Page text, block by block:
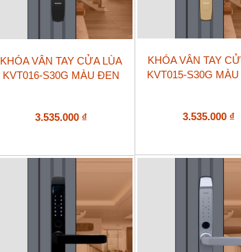
KHÓA VÂN TAY CỬA LÙA
KVT016-S30G MÀU ĐEN
3.535.000 ₫
KHÓA VÂN TAY
KVT015-S30G
3.535.000 ₫